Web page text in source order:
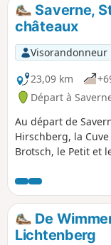
Saverne,
châteaux
Visorandonneur
23,09 km
Départ à
Au départ de
Hirschberg, la
Brotsch, le Petit et
De
Lichtenberg